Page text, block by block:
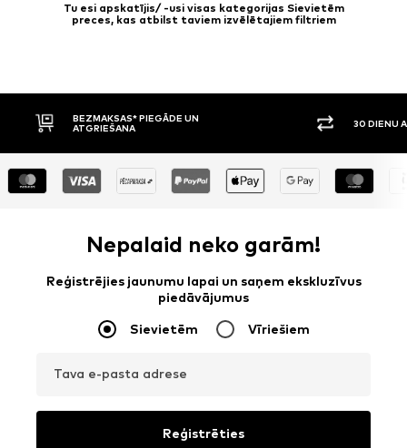
Tu esi apskatījis/ -usi visas kategorijas Sievietēm
preces, kas atbilst taviem izvēlētajiem filtriem
30 DIENU ATGRIEŠANAS TIESĪBAS
Nepalaid neko garām!
Reģistrējies jaunumu lapai un saņem ekskluzīvus
piedāvājumus
Sievietēm Vīriešiem
Tava e-pasta adrese
Reģistrēties